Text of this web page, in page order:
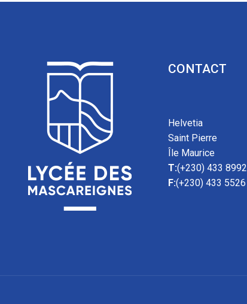
CONTACT
Helvetia
Saint Pierre
Île Maurice
T:(+230) 433 8992
F:(+230) 433 5526